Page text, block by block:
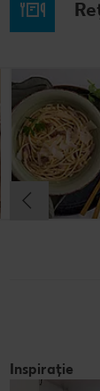
Rețetă: Fasole
bătută
Cel mult 60 minute
Rafinat
Inspirație